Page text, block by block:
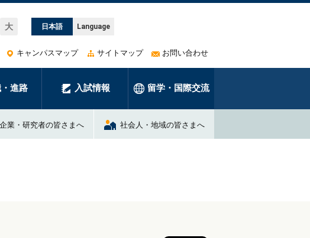
大 日本語 Language
キャンパスマップ サイトマップ お問い合わせ
進路 入試情報 留学・国際交流
企業・研究者の皆さまへ 社会人・地域の皆さまへ